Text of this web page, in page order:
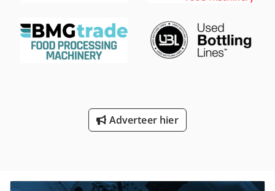
Adverteer hier